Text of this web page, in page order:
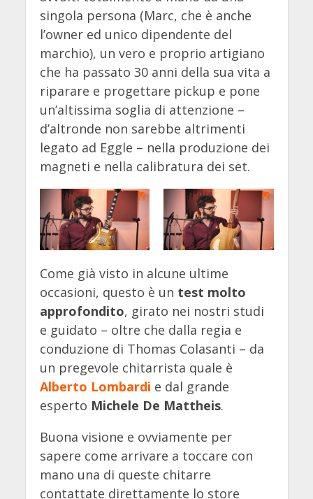
singola persona (Marc, che è anche
l’owner ed unico dipendente del
marchio), un vero e proprio artigiano
che ha passato 30 anni della sua vita a
riparare e progettare pickup e pone
un’altissima soglia di attenzione –
d’altronde non sarebbe altrimenti
legato ad Eggle – nella produzione dei
magneti e nella calibratura dei set.
Come già visto in alcune ultime
occasioni, questo è un test molto
approfondito, girato nei nostri studi
e guidato – oltre che dalla regia e
conduzione di Thomas Colasanti – da
un pregevole chitarrista quale è
Alberto Lombardi e dal grande
esperto Michele De Mattheis.
Buona visione e ovviamente per
sapere come arrivare a toccare con
mano una di queste chitarre
contattate direttamente lo store